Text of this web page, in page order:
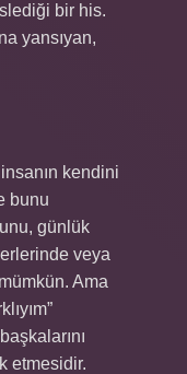
bir his.
yansıyan,
kendini
bunu
günlük
veya
Ama
etmesidir.